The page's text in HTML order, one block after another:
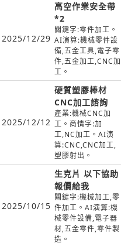
2025/12/29
高空作業安全帶
*2
關鍵字:零件加工。
AI演算:機械零件設
備,五金工具,電子零
件,五金加工,CNC加
工。
2025/12/12
硬質塑膠棒材
CNC加工諮詢
產業:機械CNC加
工。商情字:加
工,NC加工。AI演
算:CNC,CNC加工,
塑膠射出。
2025/10/15
生克片 以下協助
報價給我
關鍵字:機械加工,零
件加工。AI演算:機
械零件設備,電子器
材,五金零件,零件製
造。